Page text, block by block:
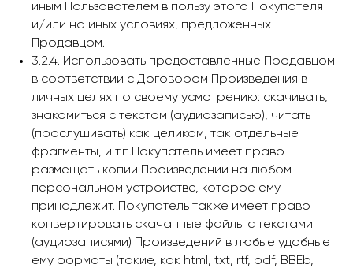
иным Пользователем в пользу этого Покупателя
и/или на иных условиях, предложенных
Продавцом.
3.2.4. Использовать предоставленные Продавцом
в соответствии с Договором Произведения в
личных целях по своему усмотрению: скачивать,
знакомиться с текстом (аудиозаписью), читать
(прослушивать) как целиком, так отдельные
фрагменты, и т.п.Покупатель имеет право
размещать копии Произведений на любом
персональном устройстве, которое ему
принадлежит. Покупатель также имеет право
конвертировать скачанные файлы с текстами
(аудиозаписями) Произведений в любые удобные
ему форматы (такие, как html, txt, rtf, pdf, BBEb,